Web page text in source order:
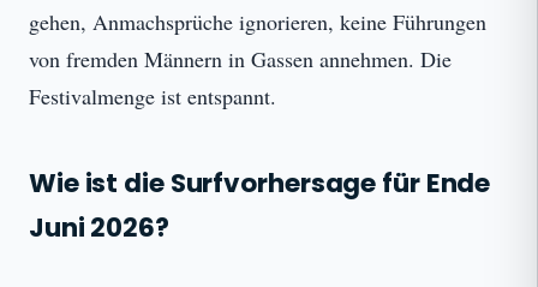
gehen, Anmachsprüche ignorieren, keine Führungen
von fremden Männern in Gassen annehmen. Die
Festivalmenge ist entspannt.
Wie ist die Surfvorhersage für Ende
Juni 2026?